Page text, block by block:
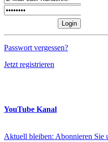
Passwort vergessen?
Jetzt registrieren
YouTube Kanal
Aktuell bleiben: Abonnieren Sie